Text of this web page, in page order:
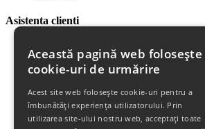
Asistenta clienti
Plata Produselor
Livrarea Produselor
Politica de Retur
Descarca Garantia
Urmareste Comanda
Termeni Garantie
Această pagină web folosește
cookie-uri de urmărire
Acest site web folosește cookie-uri pentru a
îmbunătăți experiența utilizatorului. Prin
utilizarea site-ului nostru web, acceptați toate